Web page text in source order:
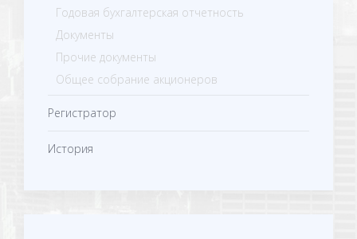
Годовая бухгалтерская отчетность
Документы
Прочие документы
Общее собрание акционеров
Регистратор
История